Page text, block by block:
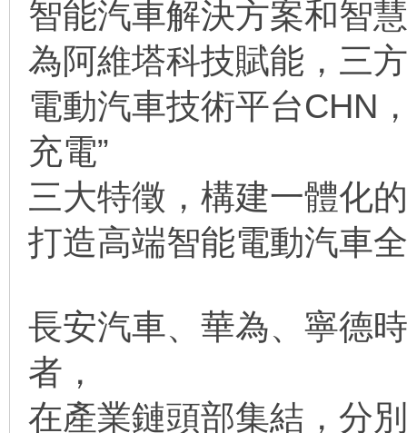
智能汽車解決方案和智
為阿維塔科技賦能，三
電動汽車技術平台CHN
充電”
三大特徵，構建一體化
打造高端智能電動汽車
長安汽車、華為、寧德
者，
在產業鏈頭部集結，分